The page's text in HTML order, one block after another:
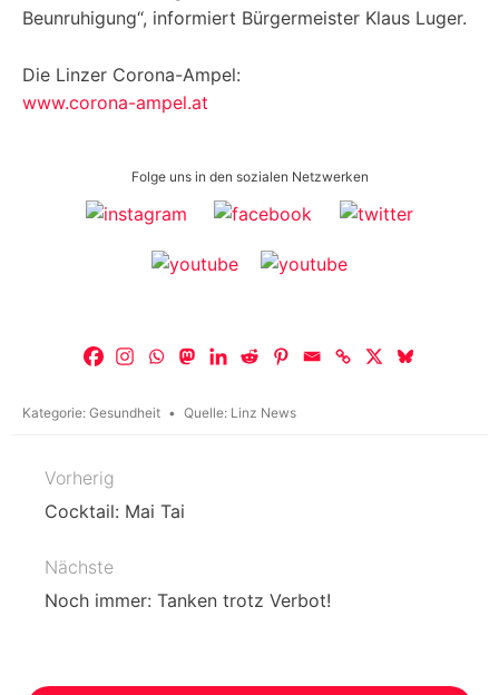
Beunruhigung“, informiert Bürgermeister Klaus Luger.
Die Linzer Corona-Ampel:
www.corona-ampel.at
Folge uns in den sozialen Netzwerken
Kategorie: Gesundheit Quelle: Linz News
Beitragsnavigation
Vorherig
Cocktail: Mai Tai
Nächste
Noch immer: Tanken trotz Verbot!